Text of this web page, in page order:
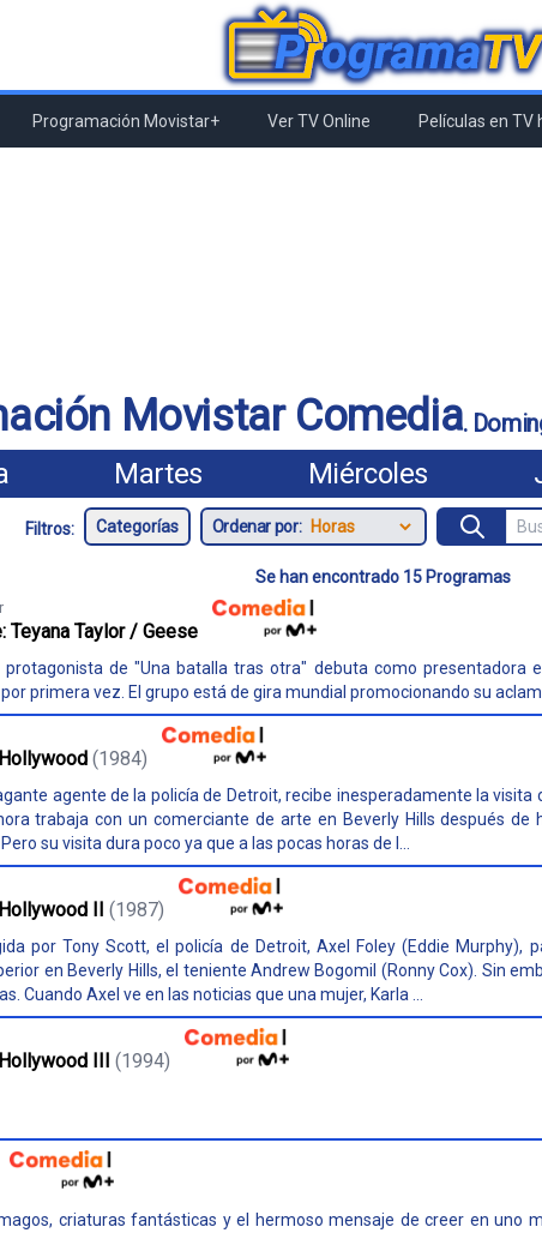
Programación Movistar+ Ver TV Online Películas en TV
Movistar Comedia.
Martes Miércoles
Filtros: Ordenar por:
Se han encontrado 15 Programas
Teyana Taylor / Geese
protagonista de "Una batalla tras otra" debuta como presentadora
primera vez. El grupo está de gira mundial promocionando su
(1984)
agente de la policía de Detroit, recibe inesperadamente la visita
trabaja con un comerciante de arte en Beverly Hills después de
su visita dura poco ya que a las pocas horas de l...
II (1987)
por Tony Scott, el policía de Detroit, Axel Foley (Eddie Murphy),
en Beverly Hills, el teniente Andrew Bogomil (Ronny Cox). Sin
Cuando Axel ve en las noticias que una mujer, Karla ...
III (1994)
criaturas fantásticas y el hermoso mensaje de creer en uno